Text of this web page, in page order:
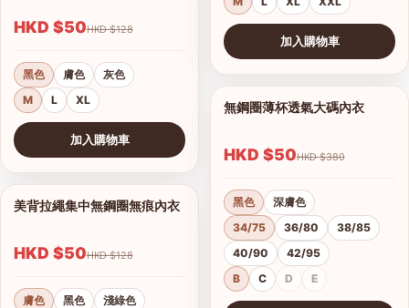
HKD $50 HKD $128
黑色 膚色
灰色
M
L XL
加入購物車
1/7
查看圖片
美背拉繩集中無鋼圈無痕內衣
HKD $50 HKD $128
膚色 黑色
淺綠色
加入購物車
查看圖片
無鋼圈薄杯透氣大碼內衣
HKD $50 HKD $380
黑色
深膚色
34/75
36/80
38/85
40/90
42/95
B
C D E